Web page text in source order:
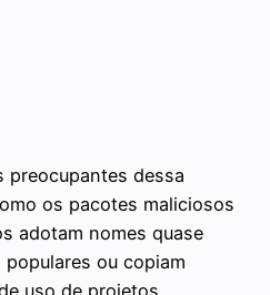
preocupantes dessa
os pacotes maliciosos
adotam nomes quase
ou copiam
uso de projetos